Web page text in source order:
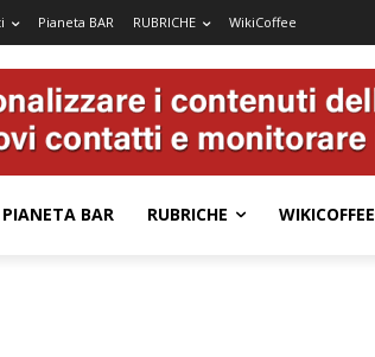
Pianeta BAR RUBRICHE WikiCoffee
PIANETA BAR RUBRICHE WIKICOFFEE